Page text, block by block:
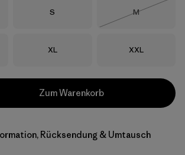
Größe
S Größe
M
Größe
XL Größe
XXL
Zum Warenkorb
Rücksendung & Umtausch